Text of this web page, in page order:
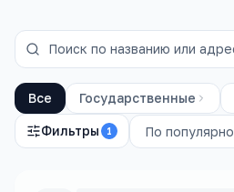
Все Государственные
Фильтры 1